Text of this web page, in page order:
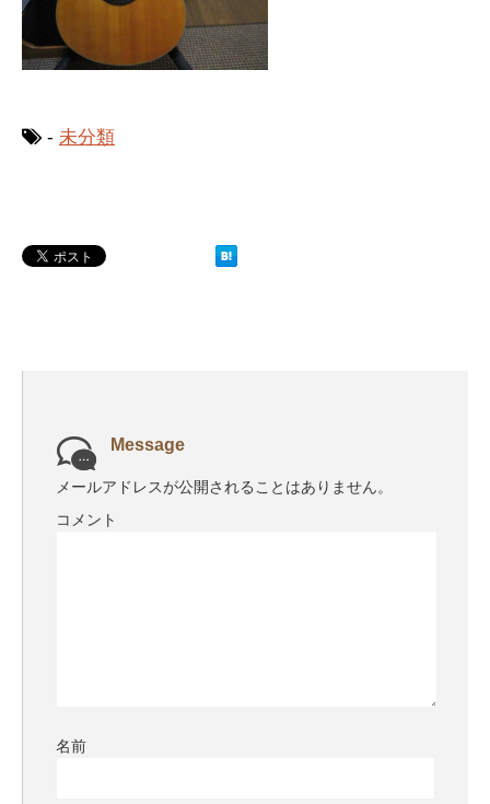
- 未分類
Message
メールアドレスが公開されることはありません。
コメント
名前